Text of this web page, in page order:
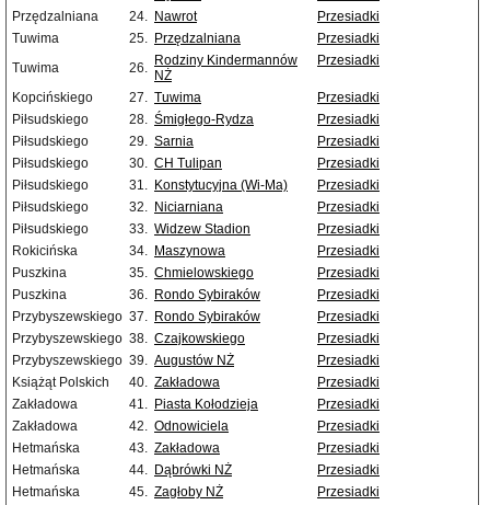
Przędzalniana
24. Nawrot
Przesiadki
Tuwima
25. Przędzalniana
Przesiadki
Tuwima
26. Rodziny Kindermannów
NŻ
Przesiadki
Kopcińskiego 27. Tuwima
Przesiadki
Piłsudskiego
28. Śmigłego-Rydza
Przesiadki
Piłsudskiego
29. Sarnia
Przesiadki
Piłsudskiego
30. CH Tulipan
Przesiadki
Piłsudskiego
31. Konstytucyjna (Wi-Ma)
Przesiadki
Piłsudskiego
32. Niciarniana
Przesiadki
Piłsudskiego
33. Widzew Stadion
Przesiadki
Rokicińska
34. Maszynowa
Przesiadki
Puszkina
35. Chmielowskiego
Przesiadki
Puszkina
36. Rondo Sybiraków
Przesiadki
Przybyszewskiego 37. Rondo Sybiraków
Przesiadki
Przybyszewskiego 38. Czajkowskiego
Przesiadki
Przybyszewskiego 39. Augustów NŻ
Przesiadki
Książąt Polskich
40. Zakładowa
Przesiadki
Zakładowa
41. Piasta Kołodzieja
Przesiadki
Zakładowa
42. Odnowiciela
Przesiadki
Hetmańska
43. Zakładowa
Przesiadki
Hetmańska
44. Dąbrówki NŻ
Przesiadki
Hetmańska
45. Zagłoby NŻ
Przesiadki